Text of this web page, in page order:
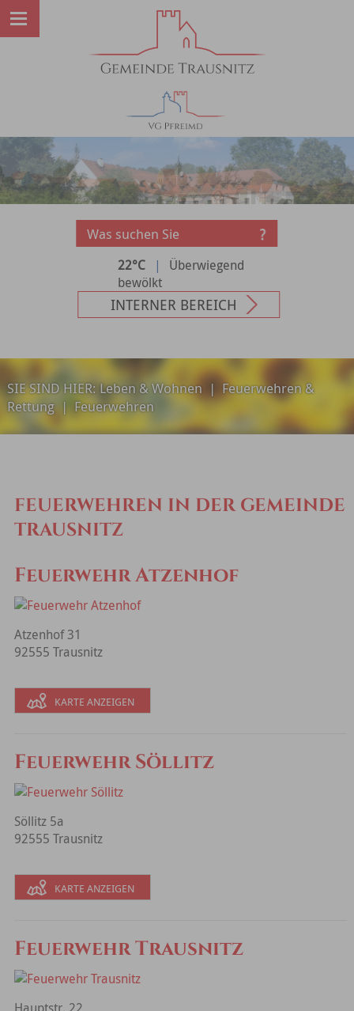
22°C |
Überwiegend
bewölkt
INTERNER BEREICH
SIE SIND HIER:Leben & Wohnen| Feuerwehren &
Rettung| Feuerwehren
FEUERWEHREN IN DER GEMEINDE
TRAUSNITZ
Feuerwehr Atzenhof
Atzenhof 31
92555 Trausnitz
KARTE ANZEIGEN
Feuerwehr Söllitz
Söllitz 5a
92555 Trausnitz
KARTE ANZEIGEN
Feuerwehr Trausnitz